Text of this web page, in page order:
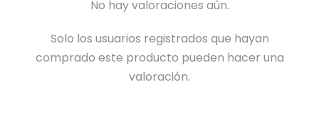
No hay valoraciones aún.
Solo los usuarios registrados que hayan
comprado este producto pueden hacer una
valoración.